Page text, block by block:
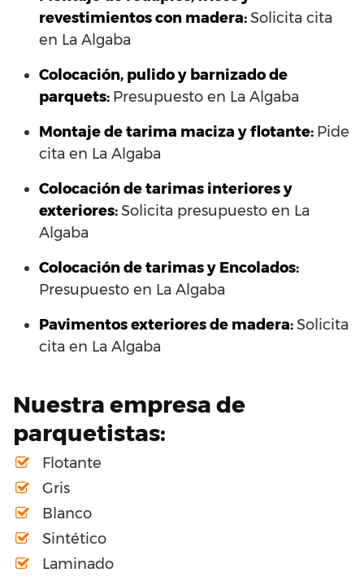
revestimientos con madera:Solicita cita
en La Algaba
Colocación, pulido y barnizado de
parquets: Presupuesto en La Algaba
Montaje de tarima maciza y flotante: Pide
cita en La Algaba
Colocación de tarimas interiores y
exteriores:Solicita presupuesto en La
Algaba
Colocación de tarimas y Encolados:
Presupuesto en La Algaba
Pavimentos exteriores de madera:Solicita
cita en La Algaba
Nuestra empresa de
parquetistas:
Flotante
Gris
Blanco
Sintético
Laminado